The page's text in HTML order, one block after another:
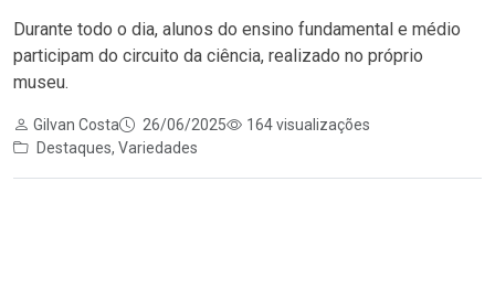
Durante todo o dia, alunos do ensino fundamental e médio
participam do circuito da ciência, realizado no próprio
museu.
Gilvan Costa 26/06/2025
164 visualizações
Destaques, Variedades